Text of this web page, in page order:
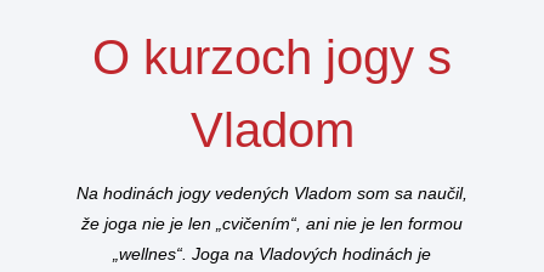
O kurzoch jogy s
Vladom
Na hodinách jogy vedených Vladom som sa naučil,
že joga nie je len „cvičením“, ani nie je len formou
„wellnes“. Joga na Vladových hodinách je